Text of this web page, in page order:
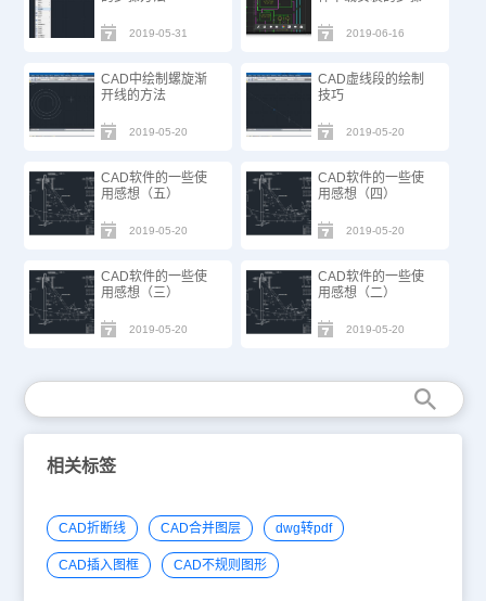
2019-05-31 2019-06-16
CAD中绘制螺旋渐
开线的方法
2019-05-20
CAD虚线段的绘制
技巧
2019-05-20
CAD软件的一些使
用感想（五）
2019-05-20
CAD软件的一些使
用感想（四）
2019-05-20
CAD软件的一些使
用感想（三）
2019-05-20
CAD软件的一些使
用感想（二）
2019-05-20
相关标签
CAD折断线 CAD合并图层 dwg转pdf
CAD插入图框 CAD不规则图形